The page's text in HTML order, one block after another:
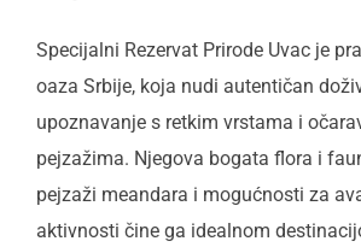
Specijalni Rezervat Prirode Uvac je
oaza Srbije, koja nudi autentičan
upoznavanje s retkim vrstama i
pejzažima. Njegova bogata flora i
pejzaži meandara i mogućnosti za
aktivnosti čine ga idealnom